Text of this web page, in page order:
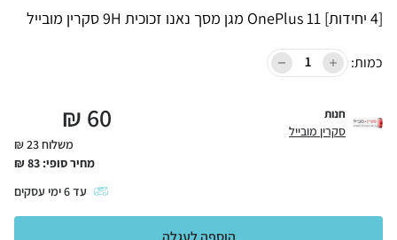
[4 יחידות] OnePlus 11 מגן מסך נאנו זכוכית 9H סקרין מובייל
כמות:
חנות
סקרין מובייל 60
₪
משלוח 23 ₪
מחיר סופי: 83
₪
עד6ימי עסקים